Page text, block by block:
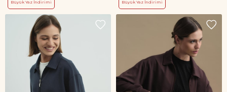
Büyük Yaz İndirimi Büyük Yaz İndirimi